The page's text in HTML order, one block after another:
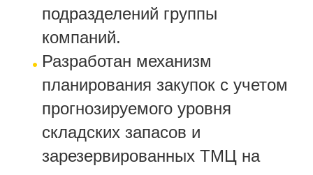
подразделений группы
компаний.
Разработан механизм
планирования закупок с учетом
прогнозируемого уровня
складских запасов и
зарезервированных ТМЦ на